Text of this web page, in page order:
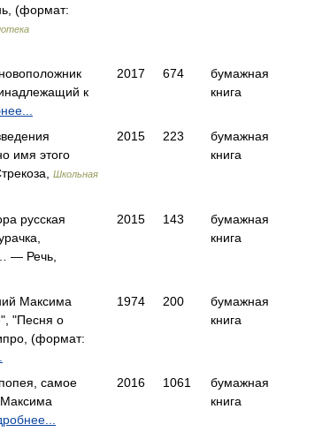
(формат:
к
2017 674
бумажная
книга
имя этого
Школьная
2015 223
бумажная
книга
русская
— Речь,
2015 143
бумажная
книга
Максима
"Песня о
(формат:
1974 200
бумажная
книга
самое
Максима
2016 1061
бумажная
книга